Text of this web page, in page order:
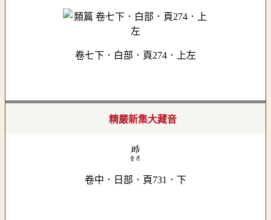
卷七下．白部．頁274．上左
精嚴新集大藏音
卷中．日部．頁731．下